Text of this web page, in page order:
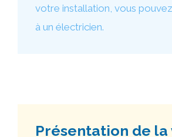
votre installation, vous
à un électricien.
Présentation de